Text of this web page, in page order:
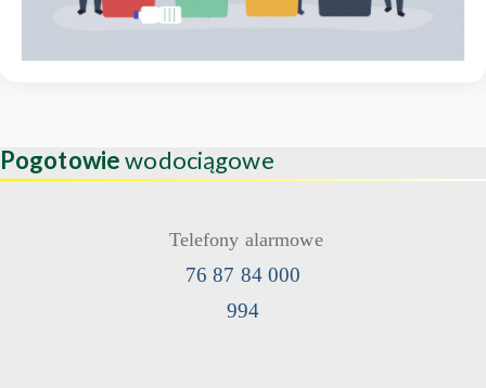
Pogotowiewodociągowe
Telefony alarmowe
76 87 84 000
994